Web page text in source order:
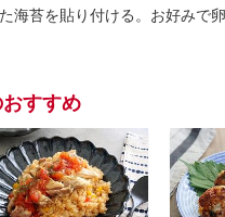
海苔を貼り付ける。お好みで卵
すすめ